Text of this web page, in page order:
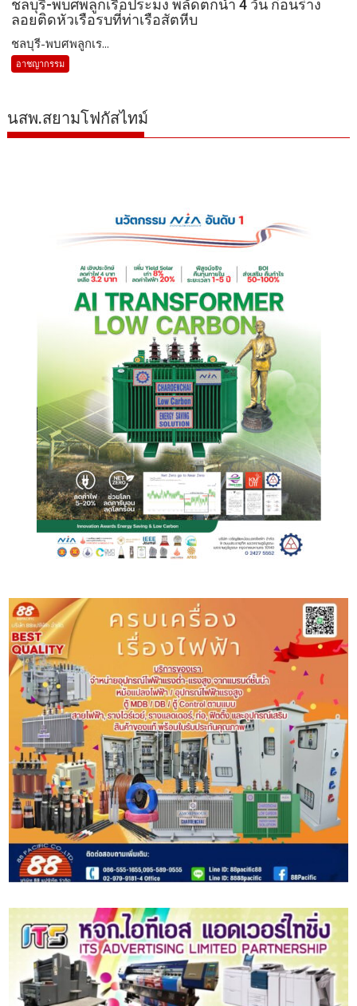
ชลบุรี-พบศพลูกเรือประมง พลัดตกน้ำ 4 วัน ก่อนร่าง
ลอยติดหัวเรือรบที่ท่าเรือสัตหีบ
ชลบุรี-พบศพลูกเร...
อาชญากรรม
นสพ.สยามโฟกัสไทม์